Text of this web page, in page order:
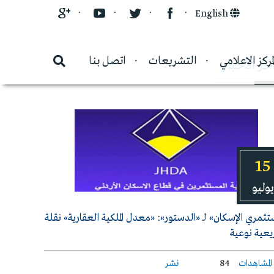
الاعلامي التشريعات اتصل بنا الأخبار
15
يوليو
الإسكان» لـ «الدستور»: «معدل الملكية العقارية» نقلة
نوعية
نشر 84